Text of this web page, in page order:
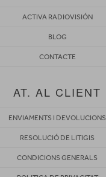
ACTIVA RADIOVISIÓN
BLOG
CONTACTE
AT. AL CLIENT
ENVIAMENTS I DEVOLUCIONS
RESOLUCIÓ DE LITIGIS
CONDICIONS GENERALS